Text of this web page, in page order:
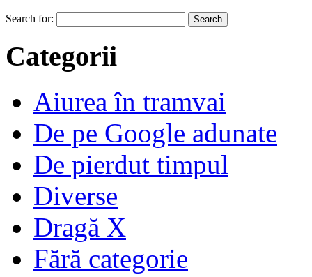
Search for:
Categorii
Aiurea în tramvai
De pe Google adunate
De pierdut timpul
Diverse
Dragă X
Fără categorie